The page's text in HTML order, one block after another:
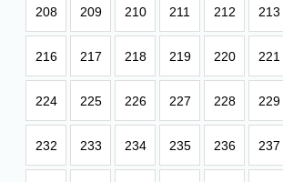
208 209 210 211 212 213
216 217 218 219 220 221
224 225 226 227 228 229
232 233 234 235 236 237